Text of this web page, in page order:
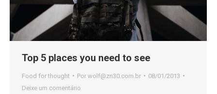
Top 5 places you need to see
Food for thought Por wolf@zn30.com.br
08/01/2013
Deixe um comentário